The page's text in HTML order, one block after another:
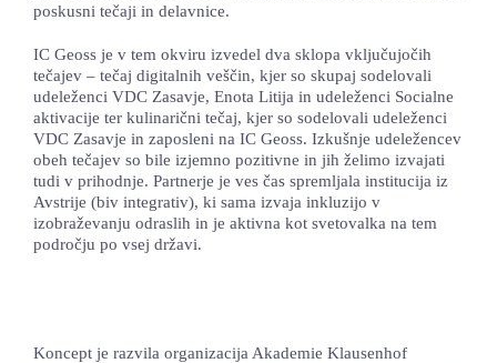
poskusni tečaji in delavnice.
IC Geoss je v tem okviru izvedel dva sklopa vključujočih
tečajev – tečaj digitalnih veščin, kjer so skupaj sodelovali
udeleženci VDC Zasavje, Enota Litija in udeleženci Socialne
aktivacije ter kulinarični tečaj, kjer so sodelovali udeleženci
VDC Zasavje in zaposleni na IC Geoss. Izkušnje udeležencev
obeh tečajev so bile izjemno pozitivne in jih želimo izvajati
tudi v prihodnje. Partnerje je ves čas spremljala institucija iz
Avstrije (biv integrativ), ki sama izvaja inkluzijo v
izobraževanju odraslih in je aktivna kot svetovalka na tem
področju po vsej državi.
Koncept je razvila organizacija Akademie Klausenhof